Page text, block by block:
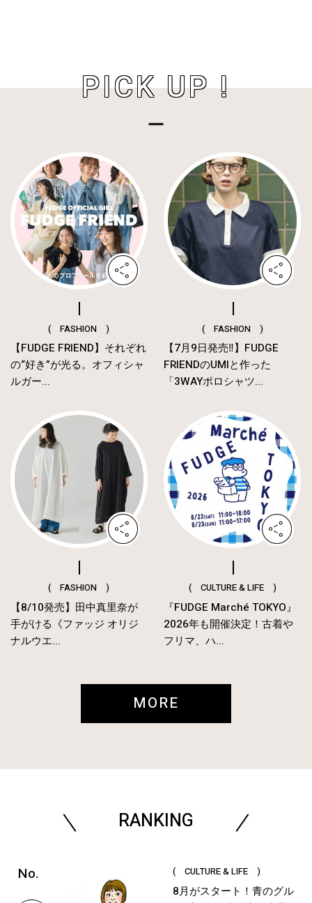
PICK UP !
( FASHION )
【FUDGE FRIEND】それぞれ
の“好き”が光る。オフィシャ
ルガー...
( FASHION )
【7月9日発売‼︎】FUDGE
FRIENDのUMIと作った
「3WAYポロシャツ...
( FASHION )
【8/10発売】田中真里奈が
手がける《ファッジ オリジ
ナルウエ...
( CULTURE & LIFE )
『FUDGE Marché TOKYO』
2026年も開催決定！古着や
フリマ、ハ...
MORE
RANKING
( CULTURE & LIFE )
8月がスタート！青のグル